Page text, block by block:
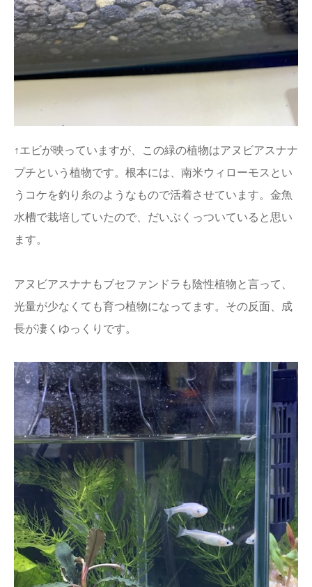
↑エビが映っていますが、この緑の植物はアヌビアスナナ
プチという植物です。根本には、南米ウィローモスとい
うコケを釣り糸のようなもので活着させています。金魚
水槽で栽培していたので、だいぶくっついていると思い
ます。
アヌビアスナナもブセファンドラも陰性植物と言って、
光量が少なくても育つ植物になってます。その反面、成
長が凄くゆっくりです。